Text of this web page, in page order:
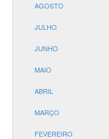
AGOSTO
JULHO
JUNHO
MAIO
ABRIL
MARÇO
FEVEREIRO